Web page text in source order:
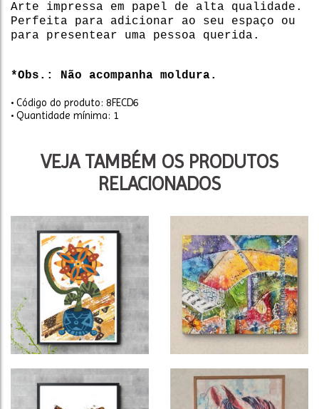
Arte impressa em papel de alta qualidade.
Perfeita para adicionar ao seu espaço ou
para presentear uma pessoa querida.
*Obs.: Não acompanha moldura.
• Código do produto: 8FECD6
• Quantidade mínima: 1
VEJA TAMBÉM OS PRODUTOS
RELACIONADOS